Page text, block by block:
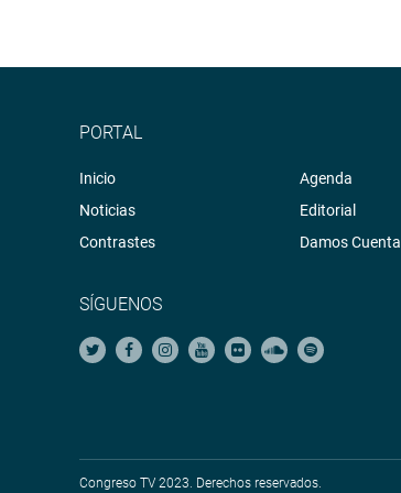
PORTAL
Inicio
Noticias
Contrastes
Agenda
Editorial
Damos Cuenta
SÍGUENOS
Congreso TV 2023. Derechos reservados.